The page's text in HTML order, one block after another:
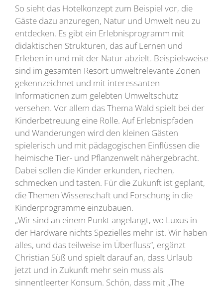
So sieht das Hotelkonzept zum Beispiel vor, die
Gäste dazu anzuregen, Natur und Umwelt neu zu
entdecken. Es gibt ein Erlebnisprogramm mit
didaktischen Strukturen, das auf Lernen und
Erleben in und mit der Natur abzielt. Beispielsweise
sind im gesamten Resort umweltrelevante Zonen
gekennzeichnet und mit interessanten
Informationen zum gelebten Umweltschutz
versehen. Vor allem das Thema Wald spielt bei der
Kinderbetreuung eine Rolle. Auf Erlebnispfaden
und Wanderungen wird den kleinen Gästen
spielerisch und mit pädagogischen Einflüssen die
heimische Tier- und Pflanzenwelt nähergebracht.
Dabei sollen die Kinder erkunden, riechen,
schmecken und tasten. Für die Zukunft ist geplant,
die Themen Wissenschaft und Forschung in die
Kinderprogramme einzubauen.
„Wir sind an einem Punkt angelangt, wo Luxus in
der Hardware nichts Spezielles mehr ist. Wir haben
alles, und das teilweise im Überfluss“, ergänzt
Christian Süß und spielt darauf an, dass Urlaub
jetzt und in Zukunft mehr sein muss als
sinnentleerter Konsum. Schön, dass mit „The